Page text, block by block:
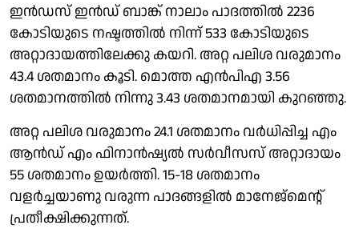
ഇന്‍ഡസ് ഇന്‍ഡ് ബാങ്ക് നാലാം പാദത്തില്‍ 2236
കോടിയുടെ നഷ്ടത്തില്‍ നിന്ന് 533 കോടിയുടെ
അറ്റാദായത്തിലേക്കു കയറി. അറ്റ പലിശ വരുമാനം
43.4 ശതമാനം കൂടി. മൊത്ത എന്‍പിഎ 3.56
ശതമാനത്തില്‍ നിന്നു 3.43 ശതമാനമായി കുറഞ്ഞു.
അറ്റ പലിശ വരുമാനം 24.1 ശതമാനം വര്‍ധിപ്പിച്ച എം
ആന്‍ഡ് എം ഫിനാന്‍ഷ്യല്‍ സര്‍വീസസ് അറ്റാദായം
55 ശതമാനം ഉയര്‍ത്തി. 15-18 ശതമാനം
വളര്‍ച്ചയാണു വരുന്ന പാദങ്ങളില്‍ മാനേജ്‌മെന്റ്
പ്രതീക്ഷിക്കുന്നത്.